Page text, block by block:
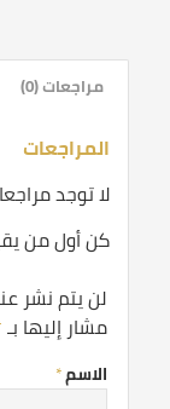
مراجعات (0)
المراجعات
لا توجد
كن أول من
لن يتم نشر
مشار إليها بـ
الاسم*